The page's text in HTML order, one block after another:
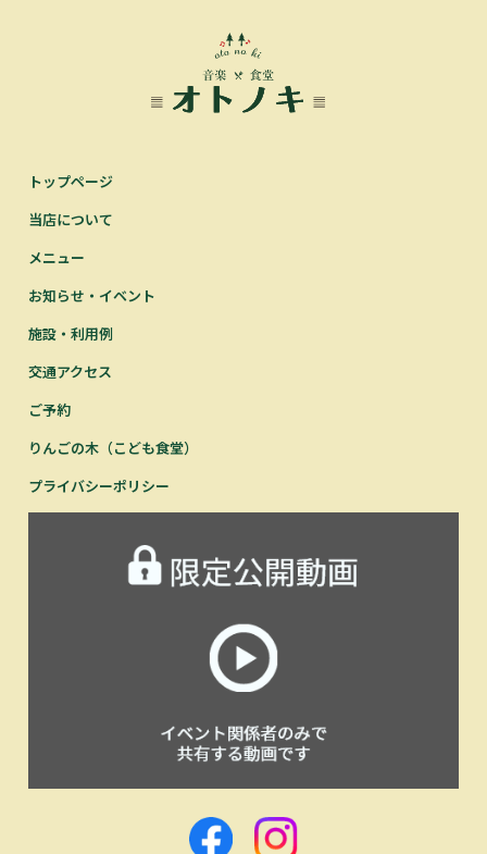
トップページ
当店について
メニュー
お知らせ・イベント
施設・利用例
交通アクセス
ご予約
りんごの木（こども食堂）
プライバシーポリシー